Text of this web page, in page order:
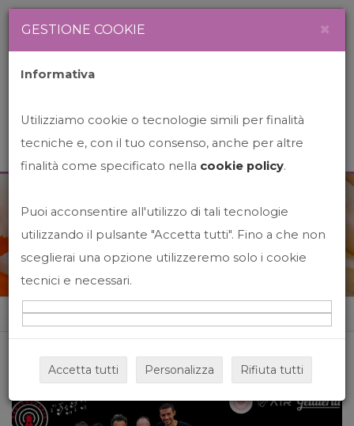
News&Events
Home News&events
GESTIONE COOKIE ×
Informativa
Utilizziamo cookie o tecnologie simili per finalità
tecniche e, con il tuo consenso, anche per altre
finalità come specificato nella cookie policy.
Puoi acconsentire all'utilizzo di tali tecnologie
utilizzando il pulsante "Accetta tutti". Fino a che non
sceglierai una opzione utilizzeremo solo i cookie
tecnici e necessari.
Accetta tutti Personalizza Rifiuta tutti